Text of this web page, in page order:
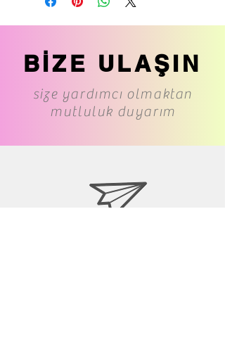
BİZE ULAŞIN
size yardımcı olmaktan
mutluluk duyarım